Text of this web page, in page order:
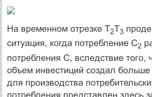
На временном отрезке Т2Т3
ситуация, когда потребление С2
потребления С, вследствие того,
объем инвестиций создал
для производства
потребления представлен здесь